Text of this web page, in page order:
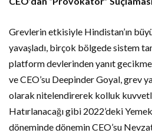
Grevlerin etkisiyle Hindistan’ın
yavaşladı, birçok bölgede sistem
platform devlerinden yanıt
ve CEO’su Deepinder Goyal, grev
olarak nitelendirerek kolluk
Hatırlanacağı gibi 2022’deki
döneminde dönemin CEO’su Nevzat